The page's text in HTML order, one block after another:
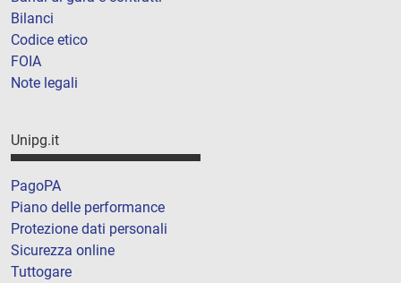
Bilanci
Codice etico
FOIA
Note legali
Unipg.it
PagoPA
Piano delle performance
Protezione dati personali
Sicurezza online
Tuttogare